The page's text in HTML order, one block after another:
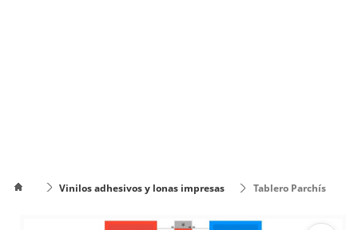
Vinilos adhesivos y lonas impresas
Tablero Parchís